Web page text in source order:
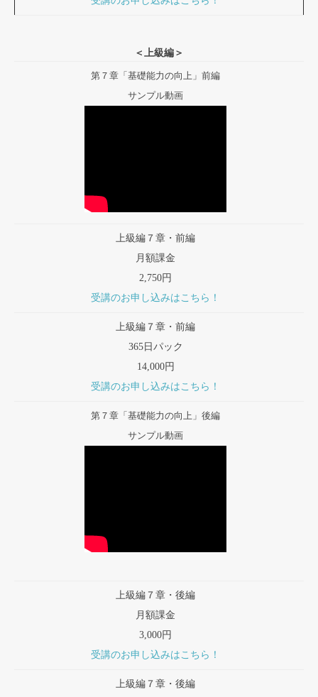
＜上級編＞
第７章「基礎能力の向上」前編
サンプル動画
上級編７章・前編
月額課金
2,750円
受講のお申し込みはこちら！
上級編７章・前編
365日パック
14,000円
受講のお申し込みはこちら！
第７章「基礎能力の向上」後編
サンプル動画
上級編７章・後編
月額課金
3,000円
受講のお申し込みはこちら！
上級編７章・後編